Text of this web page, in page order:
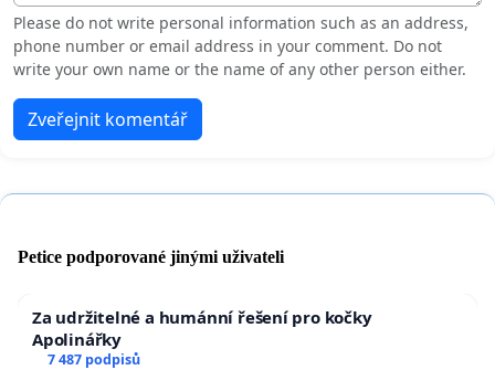
Please do not write personal information such as an address,
phone number or email address in your comment. Do not
write your own name or the name of any other person either.
Zveřejnit komentář
Petice podporované jinými uživateli
Za udržitelné a humánní řešení pro kočky
Apolinářky
7 487 podpisů